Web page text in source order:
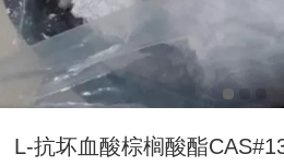
L-抗坏血酸棕榈酸酯